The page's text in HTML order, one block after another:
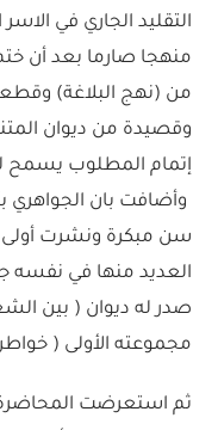
التقليد الجاري في
منهجا صارما بعد أن
من (نهج البلاغة)
وقصيدة من ديوان
إتمام المطلوب يسمح
وأضافت بان الجواهري
العديد منها في نفسه
مجموعته الأولى (
ثم استعرضت المحاضرة